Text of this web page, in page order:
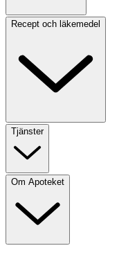
Recept och läkemedel
Tjänster
Om Apoteket